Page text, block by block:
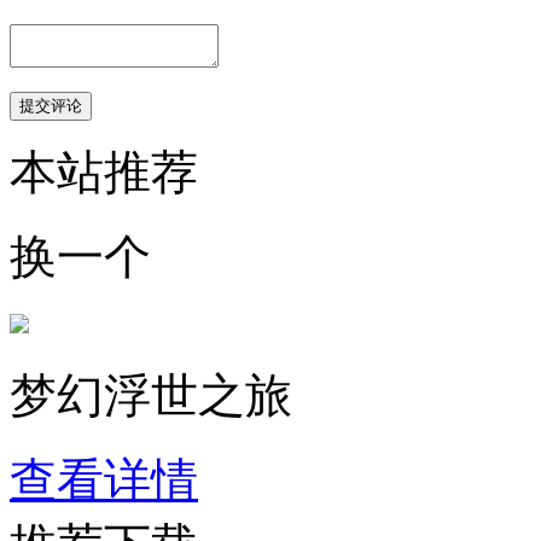
本站推荐
换一个
梦幻浮世之旅
查看详情